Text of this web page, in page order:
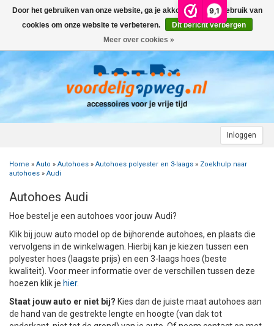
9,1
Inloggen
Menu
FIETSENDRAGER
FIETSENDRAGER OP DE TREKHAAK
FIETSENDRAGER VOOR ELEKTRISCHE FIETSEN
TWINNY LOAD ONDERDELEN
FIETSENDRAGER TOEBEHOREN
INFORMATIE OVER FIETSENDRAGERS
DAKDRAGERS
FORD
OPEL
PEUGEOT
RENAULT
+
AUTOHOES POLYESTER EN 3-LAAGS
DAKHOES POLYESTER
INFORMATIE OVER AUTOHOEZEN
WIELDOPPEN
12 INCH
13 INCH
14 INCH
LAADKABEL ELEKTRISCHE AUTO
LAADKABEL TYPE 2
LAADKABEL TYPE 1
STARTEN & LADEN
ELEKTRISCH LADEN
VEILIG OP WEG
CAMPER
WIELDOPPEN
+
ZOEKHULP NAAR CAMPERHOES
INFORMATIE OVER CAMPERHOEZEN
SNEEUWKETTINGEN
PECH ONDERWEG
STARTKABELS EN ACCUBOOSTER
VEILIG OP WEG
ACCULADER
AANHANGWAGEN
ACCESSOIRES
INFORMATIE OVER STEKKERS & STEKKERDOZEN
ONDERDELEN
REGELGEVING M.B.T. VERLICHTING
ADVIES BIJ DEFECTE VERLICHTING
+
ACCULADER
ACCESSOIRES
CARAVAN
ACCULADER
ACCESSOIRES
INFORMATIE OVER STEKKERS & STEKKERDOZEN
ONDERDELEN
TOPDEALS
AUTO
CAMPER
Home » Auto » Autohoes » Autohoes polyester en 3-laags » Zoekhulp naar
autohoes » Audi
Autohoes Audi
Hoe bestel je een autohoes voor jouw Audi?
Klik bij jouw auto model op de bijhorende autohoes, en plaats die
vervolgens in de winkelwagen. Hierbij kan je kiezen tussen een
polyester hoes (laagste prijs) en een 3-laags hoes (beste
kwaliteit). Voor meer informatie over de verschillen tussen deze
hoezen klik je hier.
Staat jouw auto er niet bij? Kies dan de juiste maat autohoes aan
de hand van de gestrekte lengte en hoogte (van dak tot
Door het gebruiken van onze website, ga je akkoord met het gebruik van
cookies om onze website te verbeteren.
Dit bericht verbergen
Meer over cookies »